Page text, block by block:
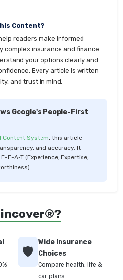
employed
pradesh
Content?
readers make informed
complex insurance and finance
your options clearly and
Every article is written
and trust in mind.
Google's People-First
Content System, this article
and accuracy. It
E-A-T (Experience, Expertise,
🛡️
Wide Insurance
Choices
Compare health, life &
car plans